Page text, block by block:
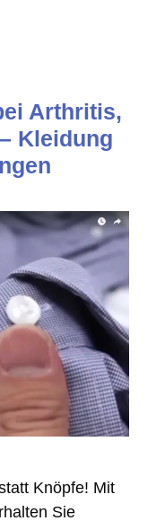
Arthritis,
Kleidung
Knöpfe! Mit
Sie